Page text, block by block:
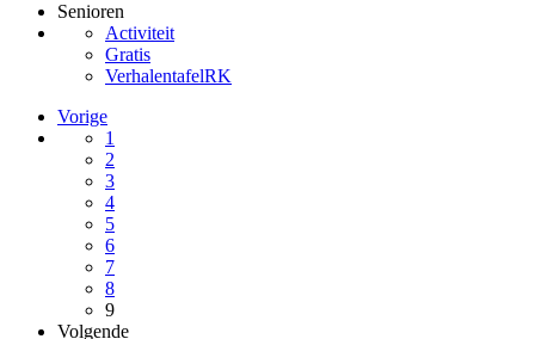
Senioren
Activiteit
Gratis
VerhalentafelRK
Vorige
1
2
3
4
5
6
7
8
9
Volgende